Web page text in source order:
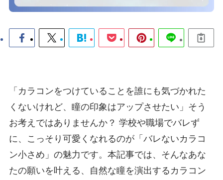
「カラコンをつけていることを誰にも気づかれた
くないけれど、瞳の印象はアップさせたい」そう
お考えではありませんか？ 学校や職場でバレず
に、こっそり可愛くなれるのが「バレないカラコ
ン小さめ」の魅力です。本記事では、そんなあな
たの願いを叶える、自然な瞳を演出するカラコン